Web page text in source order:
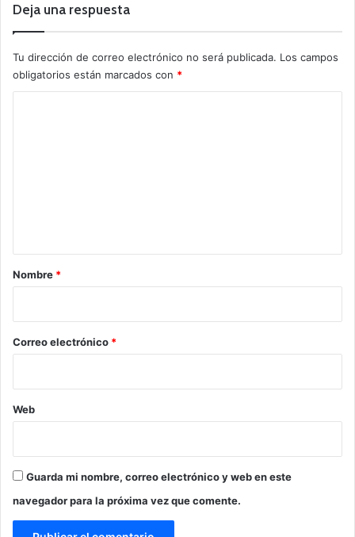
Deja una respuesta
Tu dirección de correo electrónico no será publicada. Los campos
obligatorios están marcados con *
r
*
Nombre *
Correo electrónico *
Web
Guarda mi nombre, correo electrónico y web en este
navegador para la próxima vez que comente.